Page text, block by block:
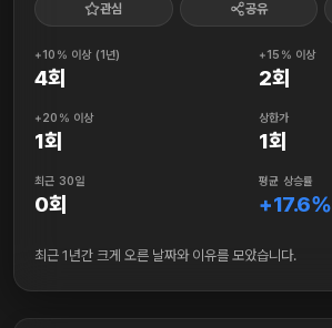
관심 공유
+10% 이상 (1년)
4회
+15% 이상
2회
+20% 이상
1회
상한가
1회
최근 30일
0회
평균 상승률
+17.6%
최근 1년간 크게 오른 날짜와 이유를 모았습니다.